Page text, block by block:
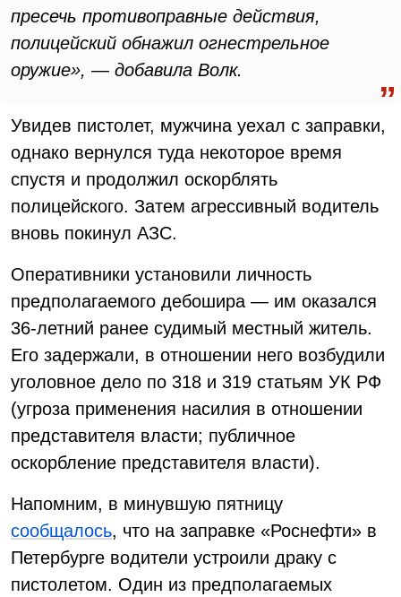
пресечь противоправные действия,
полицейский обнажил огнестрельное
оружие», — добавила Волк.
Увидев пистолет, мужчина уехал с заправки,
однако вернулся туда некоторое время
спустя и продолжил оскорблять
полицейского. Затем агрессивный водитель
вновь покинул АЗС.
Оперативники установили личность
предполагаемого дебошира — им оказался
36-летний ранее судимый местный житель.
Его задержали, в отношении него возбудили
уголовное дело по 318 и 319 статьям УК РФ
(угроза применения насилия в отношении
представителя власти; публичное
оскорбление представителя власти).
Напомним, в минувшую пятницу
сообщалось, что на заправке «Роснефти» в
Петербурге водители устроили драку с
пистолетом. Один из предполагаемых